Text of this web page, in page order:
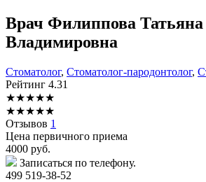
Врач Филиппова Татьяна
Владимировна
Стоматолог, Стоматолог-пародонтолог,
Рейтинг 4.31
★★★★★
★★★★★
Отзывов 1
Цена первичного приема
4000 руб.
Записаться по телефону.
499 519-38-52